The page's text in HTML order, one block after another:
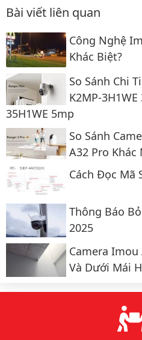
Bài viết liên quan
Công Nghệ
Khác Biệt?
So Sánh Chi
K2MP-
35H1WE 5mp
So Sánh
A32 Pro Khác
Cách Đọc Mã
Thông Báo
2025
Camera Imou
Và Dưới Mái
Lý do chọn chúng